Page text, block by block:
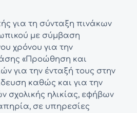
για τη σύνταξη πινάκων
με σύμβαση
χρόνου για την
«Προώθηση και
για την ένταξή τους στην
καθώς και για την
σχολικής ηλικίας, εφήβων
σε υπηρεσίες